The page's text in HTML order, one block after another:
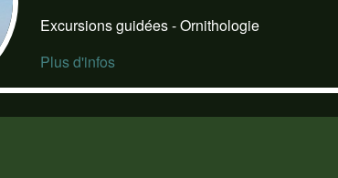
Excursions guidées - Ornithologie
Plus d'infos